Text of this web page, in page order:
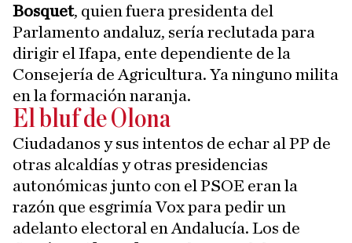
Bosquet, quien fuera presidenta del
Parlamento andaluz, sería reclutada para
dirigir el Ifapa, ente dependiente de la
Consejería de Agricultura. Ya ninguno milita
en la formación naranja.
El bluf de Olona
Ciudadanos y sus intentos de echar al PP de
otras alcaldías y otras presidencias
autonómicas junto con el PSOE eran la
razón que esgrimía Vox para pedir un
adelanto electoral en Andalucía. Los de